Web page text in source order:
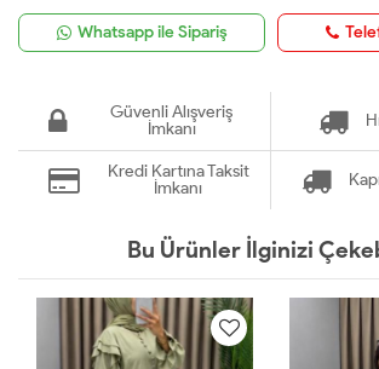
Whatsapp ile Sipariş
Güvenli Alışveriş
İmkanı
Kredi Kartına Taksit
İmkanı
Bu Ürünler İlginizi